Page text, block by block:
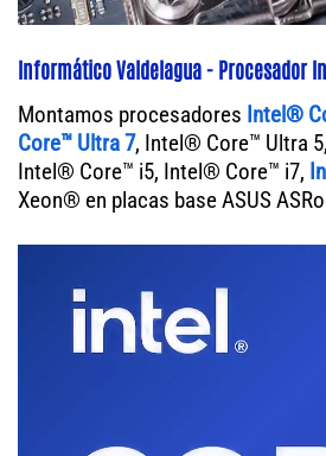
Informático Valdelagua - Procesador
Montamos procesadores Intel®
Core™ Ultra 7, Intel® Core™ Ultra
Intel® Core™ i5, Intel® Core™ i7,
Xeon® en placas base ASUS